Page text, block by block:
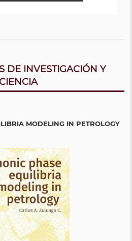
DE INVESTIGACIÓN Y
CIENCIA
MODELING IN PETROLOGY